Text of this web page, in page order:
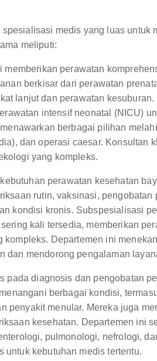
medis yang luas untuk
meliputi:
memberikan perawatan
berkisar dari perawatan
lanjut dan perawatan
intensif neonatal (NICU)
berbagai pilihan
dan operasi caesar. Konsultan
yang kompleks.
perawatan kesehatan
rutin, vaksinasi, pengobatan
kondisi kronis. Subspesialisasi
kali tersedia, memberikan
Departemen ini
dan mendorong pengalaman
pada diagnosis dan pengobatan
berbagai kondisi,
penyakit menular. Mereka juga
kesehatan. Departemen ini
pulmonologi, nefrologi,
untuk kebutuhan medis tertentu.